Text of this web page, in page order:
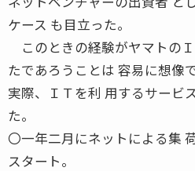
ケース も目立った。
このときの経験がヤマトの
たであろうことは 容易に想像
実際、ＩＴを利 用するサービ
た。
〇一年二月にネットによる集
スタート。